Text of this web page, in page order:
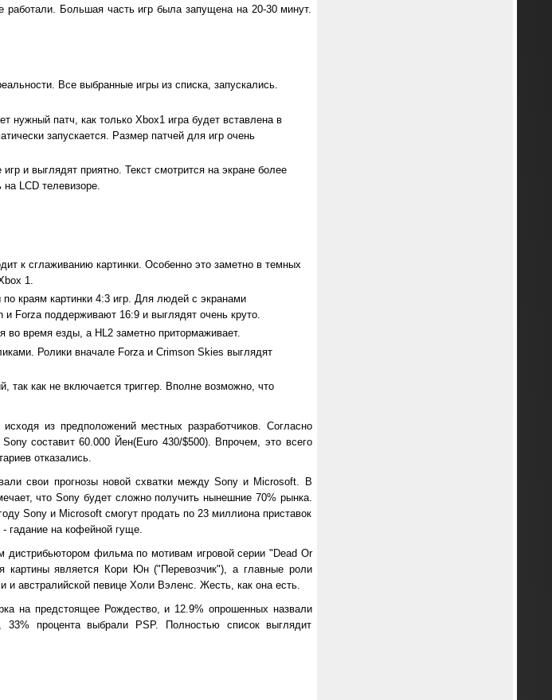
работали. Большая часть игр былa запущенa на 20-30 минут.
Все выбранные игры из списка, запускались.
нужный патч, как только Xbox1 игра будет вставлена в
запускается. Размер патчей для игр очень
и выглядят приятно. Текст смотрится на экране более
LCD телевизоре.
к сглаживанию картинки. Особенно это заметно в темных
1.
краям картинки 4:3 игр. Для людей с экранами
и Forza поддерживают 16:9 и выглядят очень круто.
во время езды, а HL2 заметно притормаживает.
Ролики вначале Forza и Crimson Skies выглядят
так как не включается триггер. Вполне возможно, что
из предположений местных разработчиков. Согласно
составит 60.000 Йен(Euro 430/$500). Впрочем, это всего
отказались.
свои прогнозы новой схватки между Sony и Microsoft. В
что Sony будет сложно получить нынешние 70% рынка.
Sony и Microsoft смогут продать по 23 миллиона приставок
на кофейной гуще.
фильма по мотивам игровой серии "Dead Or
картины является Кори Юн ("Перевозчик"), а главные роли
австралийской певице Холи Вэленс. Жесть, как она есть.
на предстоящее Рождество, и 12.9% опрошенных назвали
33% процента выбрали PSP. Полностью список выглядит